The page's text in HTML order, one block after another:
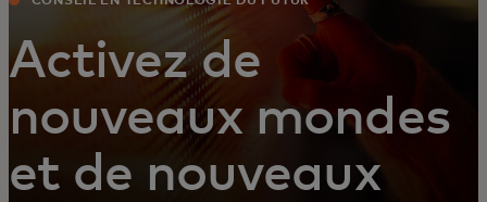
Activez de
nouveaux mondes
et de nouveaux